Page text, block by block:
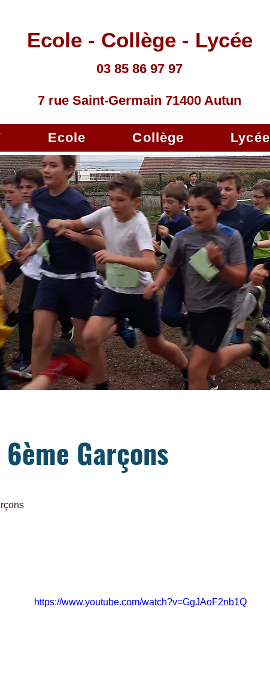
Ecole - Collège - Lycée
03 85 86 97 97
7 rue Saint-Germain 71400 Autun
Ecole Collège Lycée
Garçons
https://www.youtube.com/watch?v=GgJAoF2nb1Q